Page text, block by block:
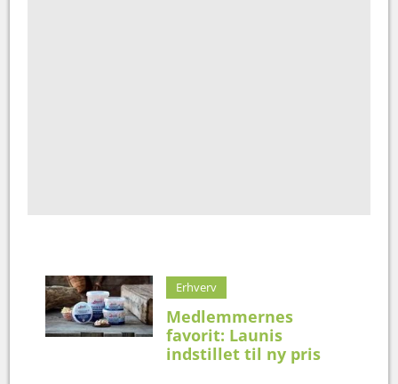
Erhverv
Medlemmernes
favorit: Launis
indstillet til ny pris